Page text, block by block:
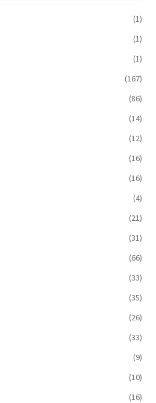
(1)
(1)
(1)
(167)
(86)
(14)
(12)
(16)
(16)
(4)
(21)
(31)
(66)
(33)
(35)
(26)
(33)
(9)
(10)
(16)